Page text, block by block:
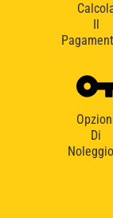
Di
Noleggio